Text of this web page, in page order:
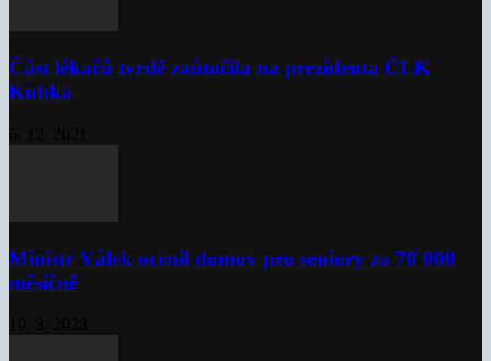
Část lékařů tvrdě zaútočila na prezidenta ČLK
Kubka
Ministr Válek ocenil domov pro seniory za 70 000
měsíčně